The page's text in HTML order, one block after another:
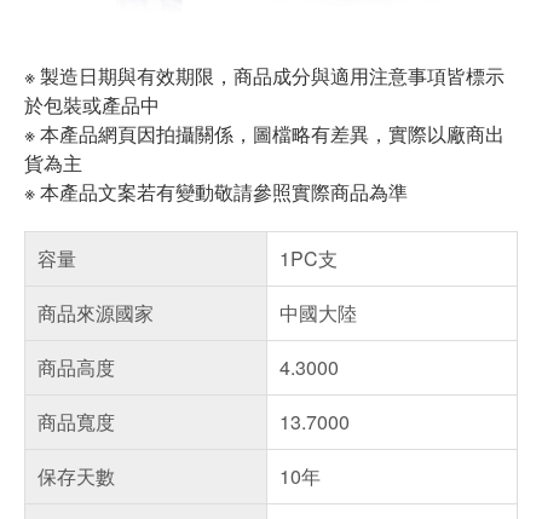
※ 製造日期與有效期限，商品成分與適用注意事項皆標示
於包裝或產品中
※ 本產品網頁因拍攝關係，圖檔略有差異，實際以廠商出
貨為主
※ 本產品文案若有變動敬請參照實際商品為準
容量
1PC支
商品來源國家
中國大陸
商品高度
4.3000
商品寬度
13.7000
保存天數
10年